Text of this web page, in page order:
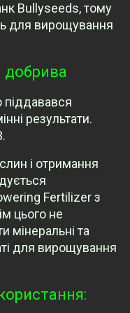
Bullyseeds, тому
для вирощування
добрива
результати.
і отримання
Fertilizer з
цього не
мінеральні та
для вирощування